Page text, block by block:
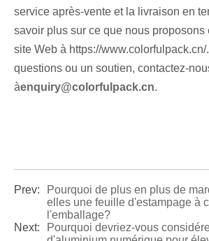
service après-vente et la livraison en
savoir plus sur ce que nous proposons
site Web à https://
questions ou un soutien, contactez-
àenquiry@colorfulpack.cn.
Prev:
Pourquoi de plus en plus de
elles une feuille d'estampage à
l'emballage?
Next:
Pourquoi devriez-vous